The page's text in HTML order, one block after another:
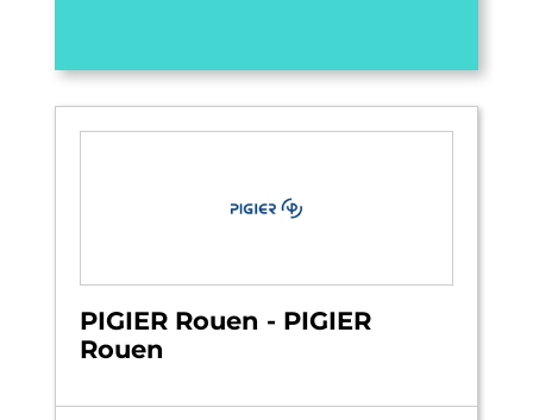
PIGIER Rouen - PIGIER
Rouen